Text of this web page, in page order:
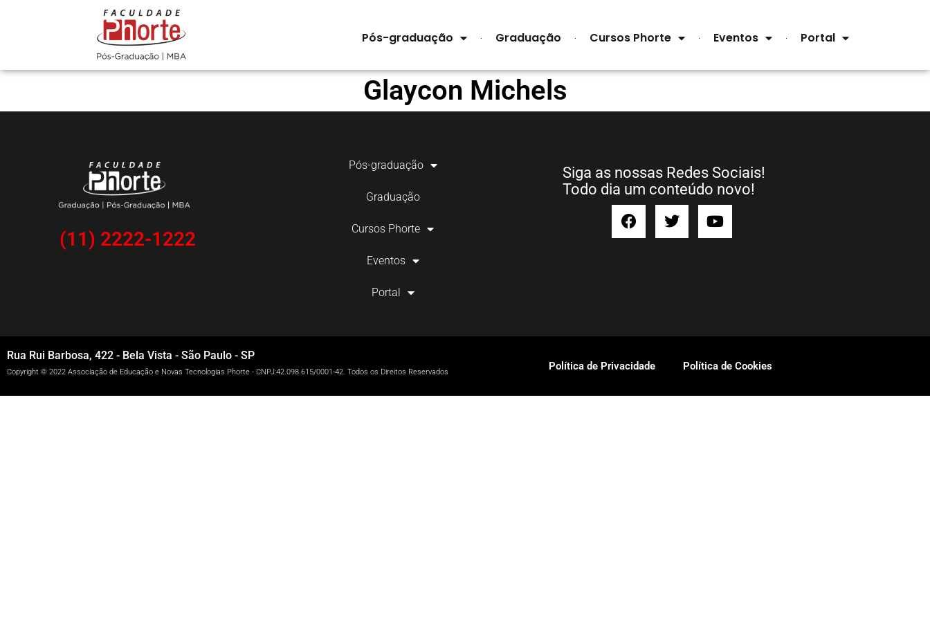
Pós-graduação Graduação Cursos Phorte Eventos Portal
Glaycon Michels
(11) 2222-1222
Pós-graduação
Graduação
Cursos Phorte
Eventos
Portal
Siga as nossas Redes Sociais!
Todo dia um conteúdo novo!
Rua Rui Barbosa, 422 - Bela Vista - São Paulo - SP
Copyright © 2022 Associação de Educação e Novas Tecnologias Phorte - CNPJ:42.098.615/0001-42. Todos os Direitos Reservados Política de Privacidade Política de Cookies